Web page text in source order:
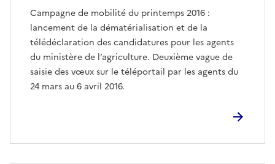
Campagne de mobilité du printemps 2016 :
lancement de la dématérialisation et de la
télédéclaration des candidatures pour les agents
du ministère de l’agriculture. Deuxième vague de
saisie des vœux sur le téléportail par les agents du
24 mars au 6 avril 2016.